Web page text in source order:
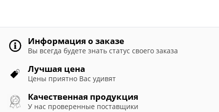
Информация о заказе
Вы всегда будете знать статус своего заказа
Лучшая цена
Цены приятно Вас удивят
Качественная продукция
У нас проверенные поставщики